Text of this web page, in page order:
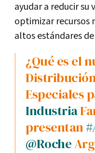
ayudar a reducir su
optimizar recursos
altos estándares
¿Qué es el nuevo Modelo de
Especiales
Industria
presentan
@Roche